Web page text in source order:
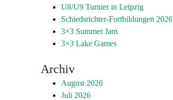
U8/U9 Turnier in Leipzig
Schiedsrichter-Fortbildungen 2026
3×3 Summer Jam
3×3 Lake Games
Archiv
August 2026
Juli 2026